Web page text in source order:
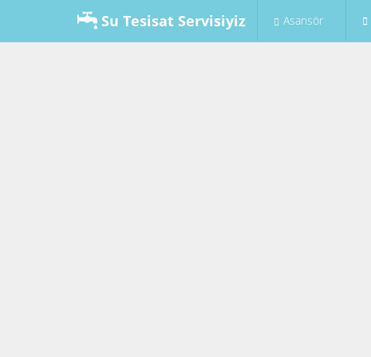
Su Tesisat Servisiyiz Asansör